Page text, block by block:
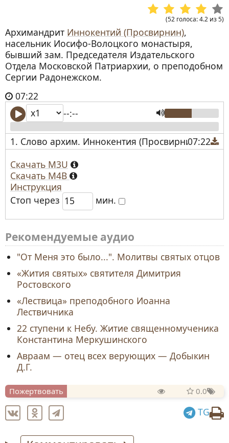
(52 голоса:4.2 из5)
Архимандрит Иннокентий (Просвирнин),
насельник Иосифо-Волоцкого монастыря,
бывший зам. Председателя Издательского
Отдела Московской Патриархии, о преподобном
Сергии Радонежском.
07:22
--:--
1. Слово архим. Иннокентия (Просвирнина) в
07:22
Скачать M3U
Скачать M4B
Инструкция
Стоп через
мин.
Рекомендуемые аудио
"От Меня это было...". Молитвы святых отцов
«Жития святых» святителя Димитрия
Ростовского
«Лествица» преподобного Иоанна
Лествичника
22 ступени к Небу. Житие священномученика
Константина Меркушинского
Авраам — отец всех верующих — Добыкин
Д.Г.
Пожертвовать 0.0
TG